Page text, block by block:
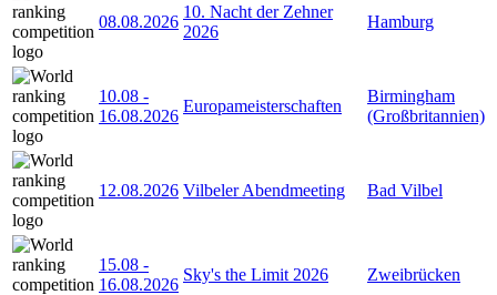
08.08.2026
10. Nacht der Zehner
2026
Hamburg
10.08 -
16.08.2026
Europameisterschaften
Birmingham
(Großbritannien)
12.08.2026 Vilbeler Abendmeeting Bad Vilbel
15.08 -
16.08.2026
Sky's the Limit 2026 Zweibrücken